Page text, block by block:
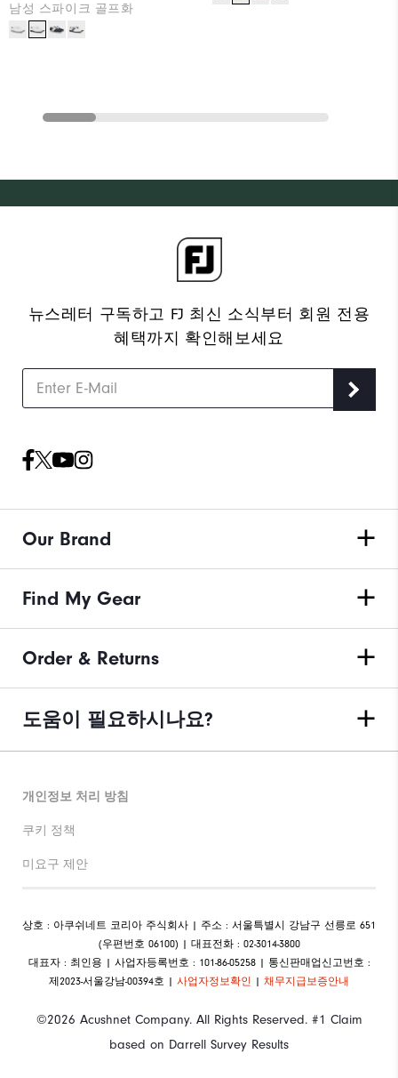
남성 스파이크 골프화
뉴스레터 구독하고 FJ 최신 소식부터 회원 전용
혜택까지 확인해보세요
Our Brand
Find My Gear
Order & Returns
도움이 필요하시나요?
©2026 Acushnet Company. All Rights Reserved. #1 Claim
based on Darrell Survey Results
개인정보 처리 방침
쿠키 정책
미요구 제안
상호 : 아쿠쉬네트 코리아 주식회사 | 주소 : 서울특별시 강남구 선릉로 651
(우편번호 06100) | 대표전화 : 02-3014-3800
대표자 : 최인용 | 사업자등록번호 : 101-86-05258 | 통신판매업신고번호 :
제2023-서울강남-00394호 | 사업자정보확인 | 채무지급보증안내